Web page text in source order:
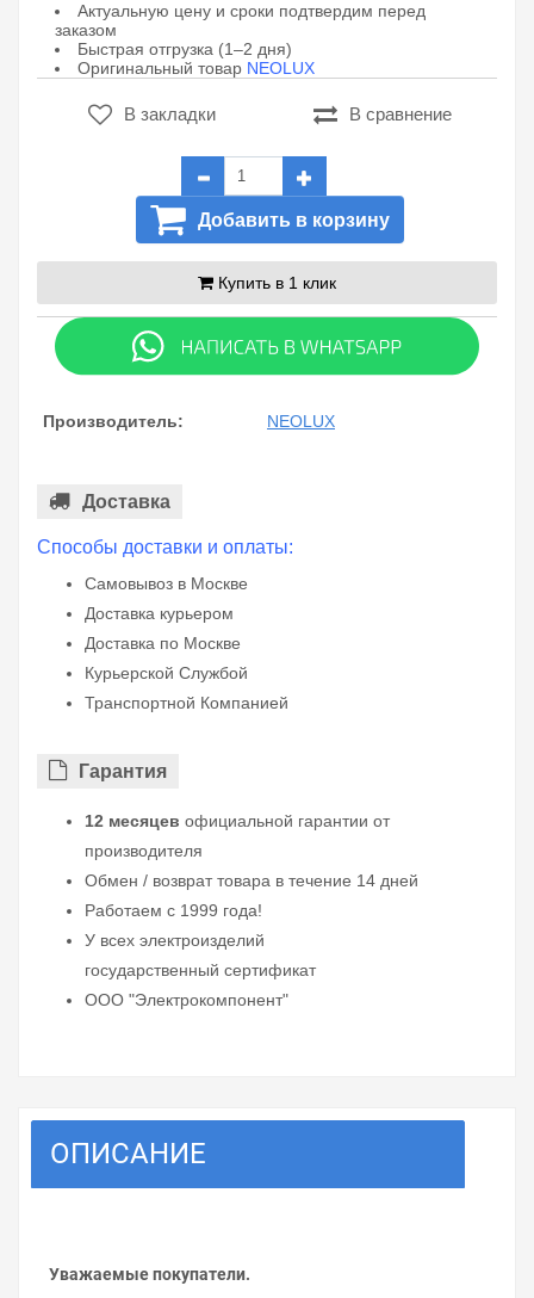
Актуальную цену и сроки подтвердим перед
заказом
Быстрая отгрузка (1–2 дня)
Оригинальный товар NEOLUX
В закладки В сравнение
Добавить в корзину
Купить в 1 клик
Производитель: NEOLUX
Доставка
Способы доставки и оплаты:
Самовывоз в Москве
Доставка курьером
Доставка по Москве
Курьерской Службой
Транспортной Компанией
Гарантия
12 месяцев официальной гарантии от
производителя
Обмен / возврат товара в течение 14 дней
Работаем с 1999 года!
У всех электроизделий
государственный сертификат
ООО "Электрокомпонент"
ОПИСАНИЕ
Уважаемые покупатели.